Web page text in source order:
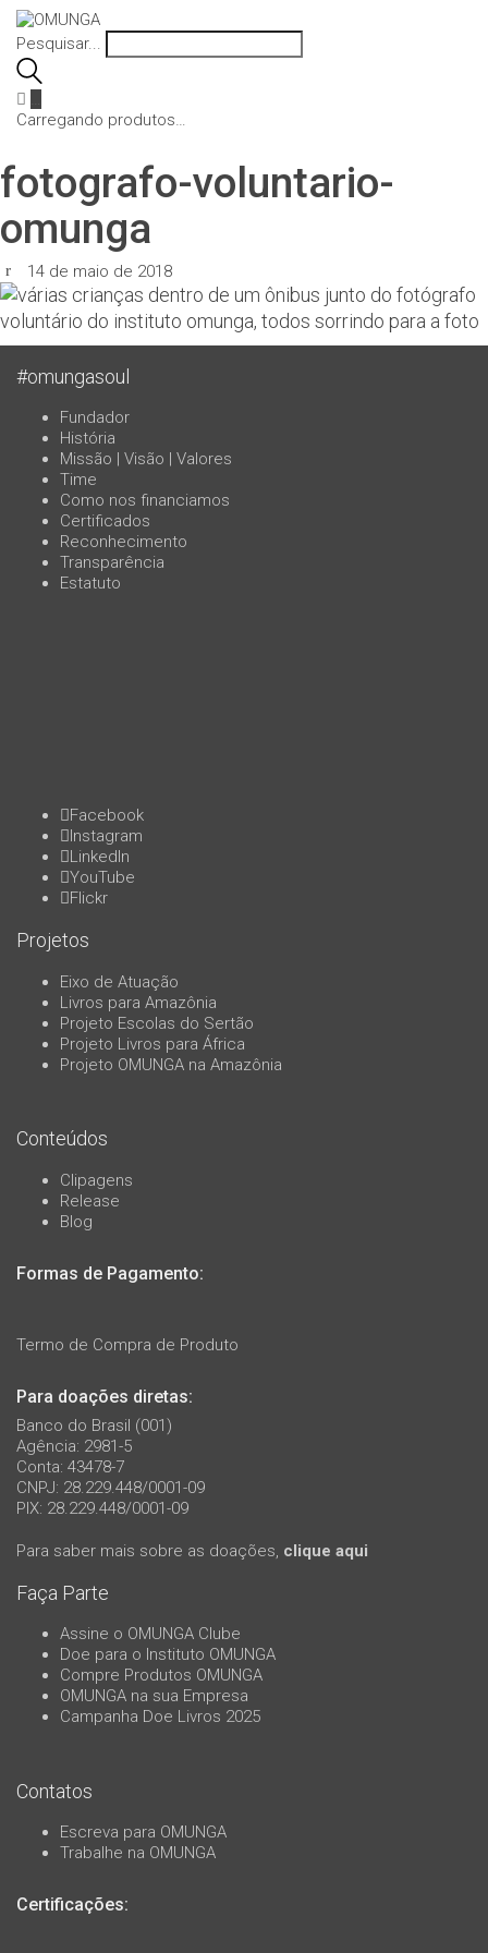
Pesquisar...
Carregando produtos…
fotografo-voluntario-
omunga
14 de maio de 2018
#omungasoul
Fundador
História
Missão | Visão | Valores
Time
Como nos financiamos
Certificados
Reconhecimento
Transparência
Estatuto
Facebook
Instagram
LinkedIn
YouTube
Flickr
Projetos
Eixo de Atuação
Livros para Amazônia
Projeto Escolas do Sertão
Projeto Livros para África
Projeto OMUNGA na Amazônia
Conteúdos
Clipagens
Release
Blog
Formas de Pagamento:
Termo de Compra de Produto
Para doações diretas:
Banco do Brasil (001)
Agência: 2981-5
Conta: 43478-7
CNPJ: 28.229.448/0001-09
PIX: 28.229.448/0001-09
Para saber mais sobre as doações, clique aqui
Faça Parte
Assine o OMUNGA Clube
Doe para o Instituto OMUNGA
Compre Produtos OMUNGA
OMUNGA na sua Empresa
Campanha Doe Livros 2025
Contatos
Escreva para OMUNGA
Trabalhe na OMUNGA
Certificações: